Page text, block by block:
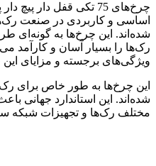
چرخ‌های 75 تکی قفل دار
شده‌اند. این چرخ‌ها به گونه‌ای
رک‌ها را بسیار آسان و کارآمد
ویژگی‌های برجسته و مزایای این
شده‌اند. این استاندارد جهانی
مختلف رک‌ها و تجهیزات شبکه